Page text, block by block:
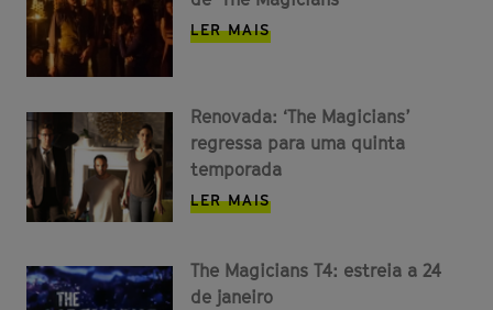
LER MAIS
Renovada: ‘The Magicians’
regressa para uma quinta
temporada
LER MAIS
The Magicians T4: estreia a 24
de janeiro